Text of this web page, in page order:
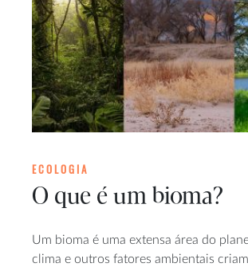
ECOLOGIA
O que é um bioma?
Um bioma é uma extensa área do
clima e outros fatores ambientais